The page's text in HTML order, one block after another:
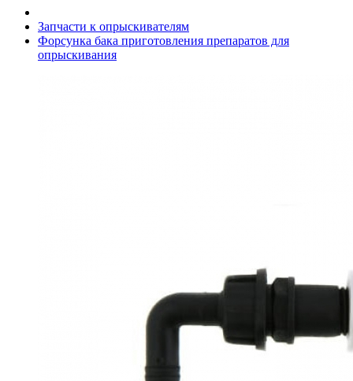
Запчасти к опрыскивателям
Форсунка бака приготовления препаратов для
опрыскивания